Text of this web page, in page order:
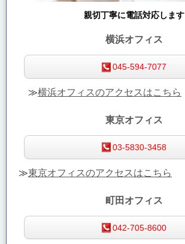
親切丁寧に電話対応します
横浜オフィス
045-594-7077
≫横浜オフィスのアクセスはこちら
東京オフィス
03-5830-3458
≫東京オフィスのアクセスはこちら
町田オフィス
042-705-8600